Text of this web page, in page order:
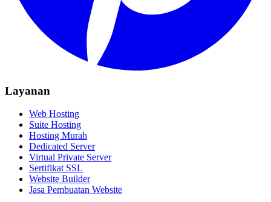
Layanan
Web Hosting
Suite Hosting
Hosting Murah
Dedicated Server
Virtual Private Server
Sertifikat SSL
Website Builder
Jasa Pembuatan Website